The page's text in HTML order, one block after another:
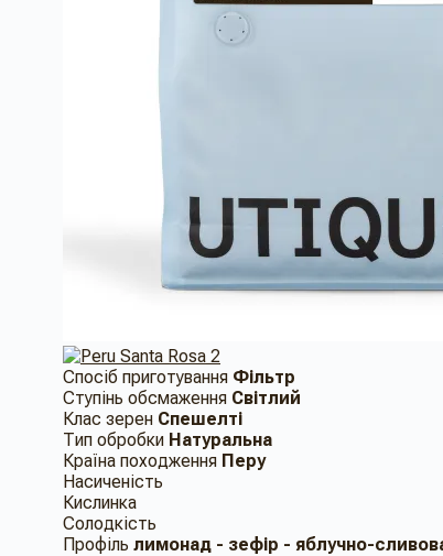
Спосіб приготування Фільтр
Ступінь обсмаження Світлий
Клас зерен Спешелті
Тип обробки Натуральна
Країна походження Перу
Насиченість
Кислинка
Солодкість
Профіль лимонад - зефір - яблучно-